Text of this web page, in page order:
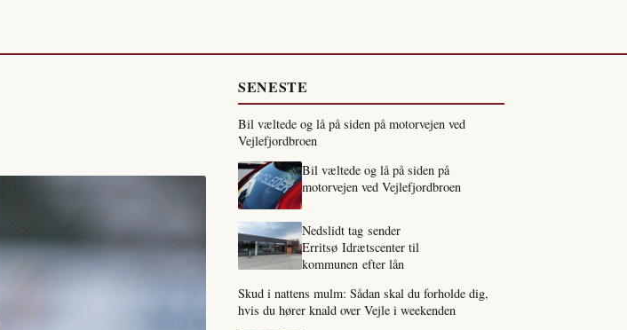
SENESTE
Bil væltede og lå på siden på motorvejen ved
Vejlefjordbroen
Bil væltede og lå på siden på
motorvejen ved Vejlefjordbroen
Nedslidt tag sender
Erritsø Idrætscenter til
kommunen efter lån
Skud i nattens mulm: Sådan skal du forholde dig,
hvis du hører knald over Vejle i weekenden